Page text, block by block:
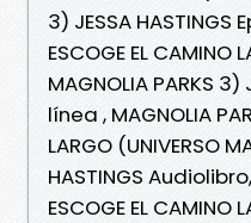
3) JESSA HASTINGS
ESCOGE EL CAMINO
MAGNOLIA PARKS 3)
línea , MAGNOLIA
LARGO (UNIVERSO
HASTINGS
ESCOGE EL CAMINO